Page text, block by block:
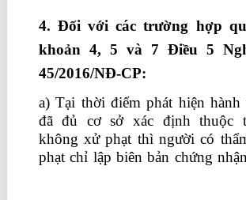
4. Đối với các trường hợp
khoản 4, 5 và 7 Điều 5
45/2016/NĐ-CP:
a) Tại thời điểm phát hiện
đã đủ cơ sở xác định thuộc
không xử phạt thì người có
phạt chỉ lập biên bản chứng